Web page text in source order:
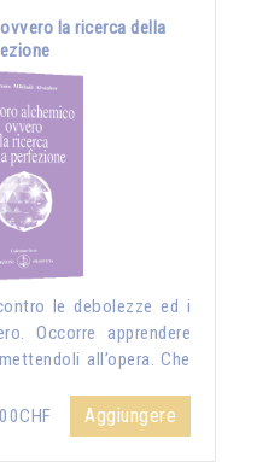
la ricerca della
le debolezze ed i
Occorre apprendere
all’opera. Che
Aggiungere